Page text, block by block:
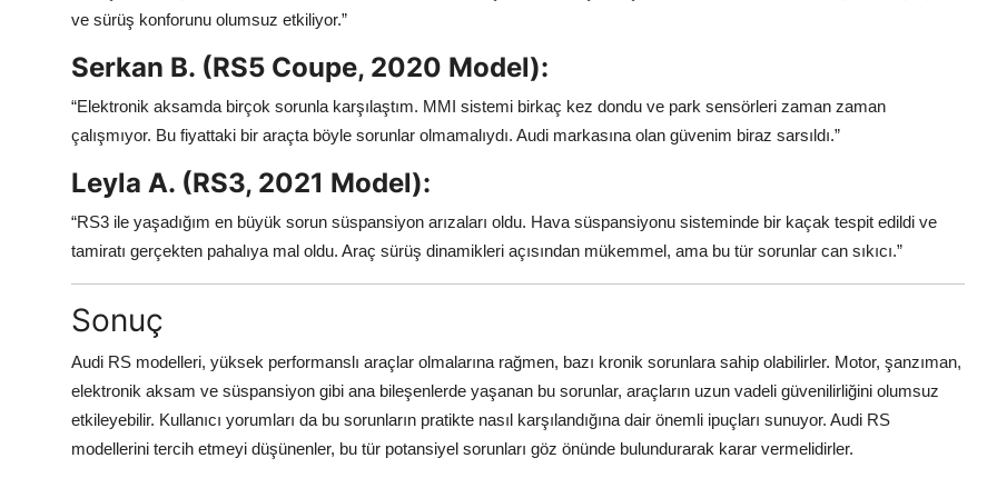
ve sürüş konforunu olumsuz etkiliyor.”
Serkan B. (RS5 Coupe, 2020 Model):
“Elektronik aksamda birçok sorunla karşılaştım. MMI sistemi birkaç kez dondu ve park sensörleri zaman zaman
çalışmıyor. Bu fiyattaki bir araçta böyle sorunlar olmamalıydı. Audi markasına olan güvenim biraz sarsıldı.”
Leyla A. (RS3, 2021 Model):
“RS3 ile yaşadığım en büyük sorun süspansiyon arızaları oldu. Hava süspansiyonu sisteminde bir kaçak tespit edildi ve
tamiratı gerçekten pahalıya mal oldu. Araç sürüş dinamikleri açısından mükemmel, ama bu tür sorunlar can sıkıcı.”
Sonuç
Audi RS modelleri, yüksek performanslı araçlar olmalarına rağmen, bazı kronik sorunlara sahip olabilirler. Motor, şanzıman,
elektronik aksam ve süspansiyon gibi ana bileşenlerde yaşanan bu sorunlar, araçların uzun vadeli güvenilirliğini olumsuz
etkileyebilir. Kullanıcı yorumları da bu sorunların pratikte nasıl karşılandığına dair önemli ipuçları sunuyor. Audi RS
modellerini tercih etmeyi düşünenler, bu tür potansiyel sorunları göz önünde bulundurarak karar vermelidirler.